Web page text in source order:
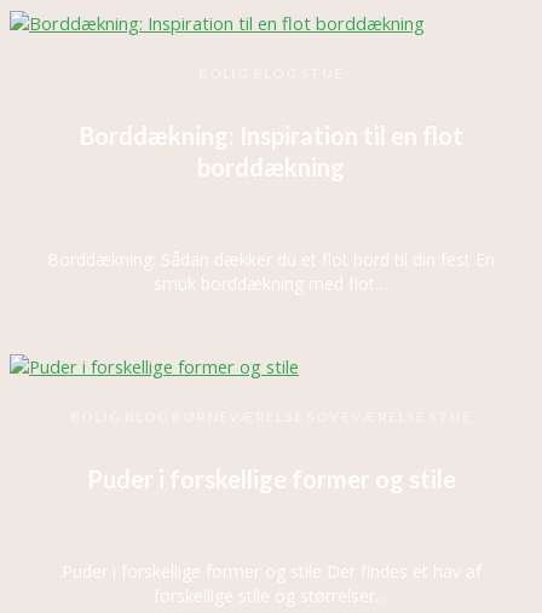
Borddækning: Inspiration til en flot
borddækning
Borddækning: Sådan dækker du et flot bord til din fest En
smuk borddækning med flot…
Puder i forskellige former og stile
Puder i forskellige former og stile Der findes et hav af
forskellige stile og størrelser…